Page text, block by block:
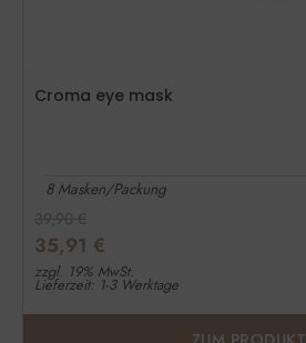
Croma eye mask
8 Masken/Packung
39,90€
35,91 €
zzgl. 19% MwSt.
Lieferzeit: 1-3 Werktage